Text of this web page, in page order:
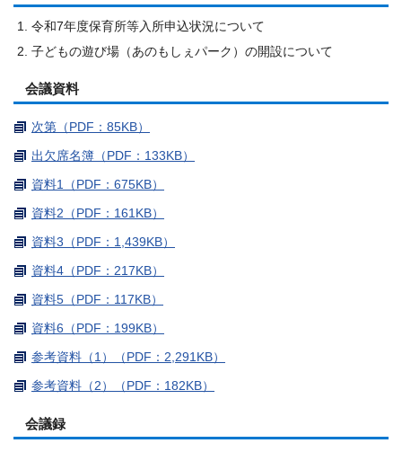
令和7年度保育所等入所申込状況について
子どもの遊び場（あのもしぇパーク）の開設について
会議資料
次第（PDF：85KB）
出欠席名簿（PDF：133KB）
資料1（PDF：675KB）
資料2（PDF：161KB）
資料3（PDF：1,439KB）
資料4（PDF：217KB）
資料5（PDF：117KB）
資料6（PDF：199KB）
参考資料（1）（PDF：2,291KB）
参考資料（2）（PDF：182KB）
会議録